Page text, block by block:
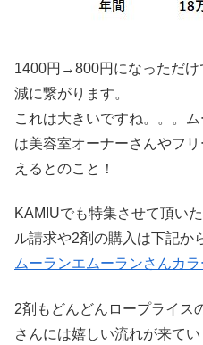
1400円→800円になっただけ
減に繋がります。
これは大きいですね。。。
は美容室オーナーさんやフ
えるとのこと！
KAMIUでも特集させて頂い
ル請求や2剤の購入は下記か
ムーランエムーランさんカ
2剤もどんどんロープライス
さんには嬉しい流れが来てい